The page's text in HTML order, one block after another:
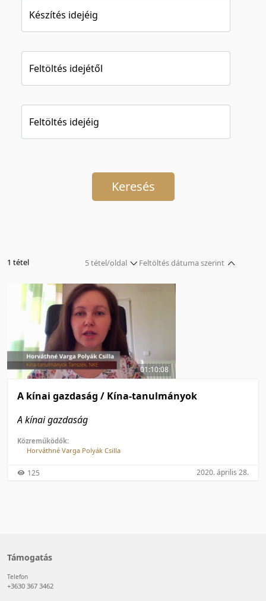
Készítés idejéig
Feltöltés idejétől
Feltöltés idejéig
Keresés
Feltöltés dátuma szerint
Relevancia szerint
Feltöltés dátuma szerint
Utolsó módosítás szerint
Utolsó módosítás szerint
1 tétel
5 tétel/oldal
5 tétel/oldal
10 tétel/oldal
20 tétel/oldal
50 tétel/oldal
100 tétel/oldal
01:10:08
A kínai gazdaság / Kína-tanulmányok
A kínai gazdaság
Közreműködők:
Horváthné Varga Polyák Csilla
125 2020. április 28.
Támogatás
Telefon
+3630 367 3462